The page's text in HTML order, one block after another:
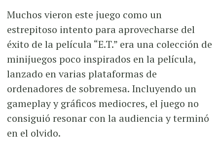
Muchos vieron este juego como un
estrepitoso intento para aprovecharse del
éxito de la película “E.T.” era una colección de
minijuegos poco inspirados en la película,
lanzado en varias plataformas de
ordenadores de sobremesa. Incluyendo un
gameplay y gráficos mediocres, el juego no
consiguió resonar con la audiencia y terminó
en el olvido.